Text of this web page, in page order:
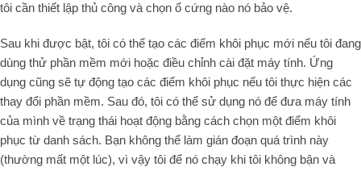
tôi cần thiết lập thủ công và chọn ổ cứng nào nó bảo vệ.
Sau khi được bật, tôi có thể tạo các điểm khôi phục mới nếu tôi đang
dùng thử phần mềm mới hoặc điều chỉnh cài đặt máy tính. Ứng
dụng cũng sẽ tự động tạo các điểm khôi phục nếu tôi thực hiện các
thay đổi phần mềm. Sau đó, tôi có thể sử dụng nó để đưa máy tính
của mình về trạng thái hoạt động bằng cách chọn một điểm khôi
phục từ danh sách. Bạn không thể làm gián đoạn quá trình này
(thường mất một lúc), vì vậy tôi để nó chạy khi tôi không bận và